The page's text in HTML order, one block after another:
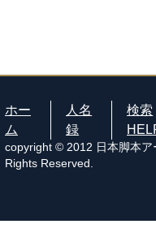
ホー
ム
人名
録
検索
copyright © 2012 日本脚本ア
Rights Reserved.